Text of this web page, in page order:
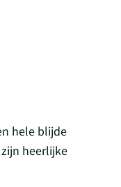
hele blijde
heerlijke